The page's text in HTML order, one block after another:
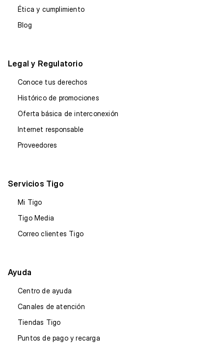
Ética y cumplimiento
Blog
Legal y Regulatorio
Conoce tus derechos
Histórico de promociones
Oferta básica de interconexión
Internet responsable
Proveedores
Servicios Tigo
Mi Tigo
Tigo Media
Correo clientes Tigo
Ayuda
Centro de ayuda
Canales de atención
Tiendas Tigo
Puntos de pago y recarga